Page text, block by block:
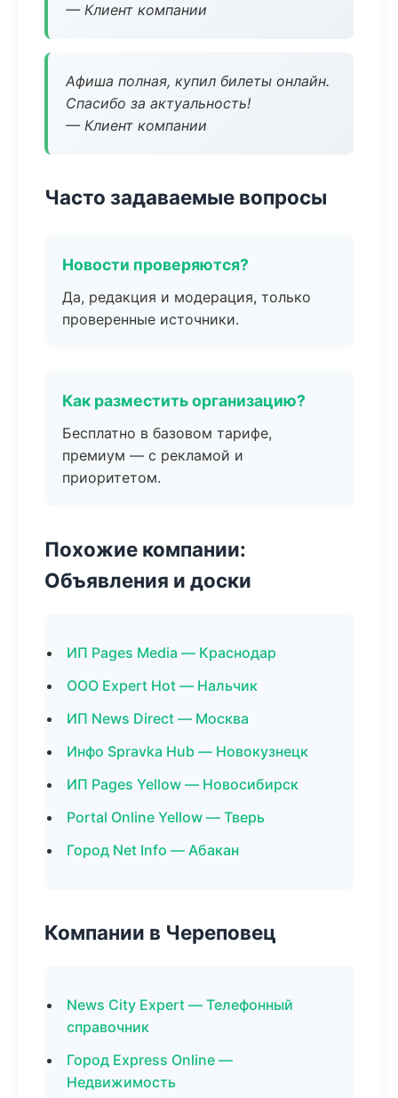
— Клиент компании
Афиша полная, купил билеты онлайн.
Спасибо за актуальность!
— Клиент компании
Часто задаваемые вопросы
Новости проверяются?
Да, редакция и модерация, только
проверенные источники.
Как разместить организацию?
Бесплатно в базовом тарифе,
премиум — с рекламой и
приоритетом.
Похожие компании:
Объявления и доски
ИП Pages Media — Краснодар
ООО Expert Hot — Нальчик
ИП News Direct — Москва
Инфо Spravka Hub — Новокузнецк
ИП Pages Yellow — Новосибирск
Portal Online Yellow — Тверь
Город Net Info — Абакан
Компании в Череповец
News City Expert — Телефонный
справочник
Город Express Online —
Недвижимость